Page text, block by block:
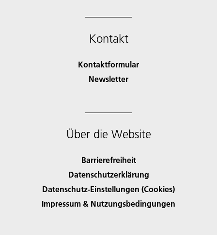
Kontakt
Kontaktformular
Newsletter
Über die Website
Barrierefreiheit
Datenschutzerklärung
Datenschutz-Einstellungen (Cookies)
Impressum & Nutzungsbedingungen